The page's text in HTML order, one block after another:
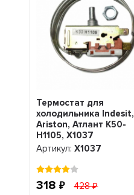
Термостат для
холодильника Indesit,
Ariston, Атлант K50-
H1105, Х1037
Артикул:Х1037
318 428